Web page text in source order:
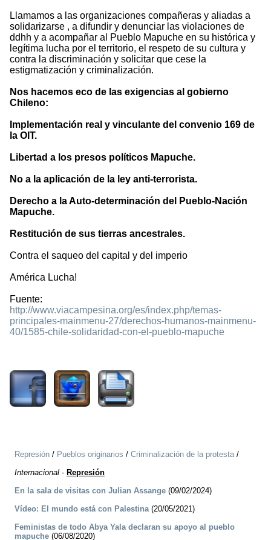
Llamamos a las organizaciones compañeras y aliadas a
solidarizarse , a difundir y denunciar las violaciones de
ddhh y a acompañar al Pueblo Mapuche en su histórica y
legítima lucha por el territorio, el respeto de su cultura y
contra la discriminación y solicitar que cese la
estigmatización y criminalización.
Nos hacemos eco de las exigencias al gobierno
Chileno:
Implementación real y vinculante del convenio 169 de
la OIT.
Libertad a los presos políticos Mapuche.
No a la aplicación de la ley anti-terrorista.
Derecho a la Auto-determinación del Pueblo-Nación
Mapuche.
Restitución de sus tierras ancestrales.
Contra el saqueo del capital y del imperio
América Lucha!
Fuente:
http://www.viacampesina.org/es/index.php/temas-
principales-mainmenu-27/derechos-humanos-mainmenu-
40/1585-chile-solidaridad-con-el-pueblo-mapuche
Represión / Pueblos originarios / Criminalización de la protesta/
Internacional - Represión
En la sala de visitas con Julian Assange (09/02/2024)
Vídeo: El mundo está con Palestina(20/05/2021)
Feministas de todo Abya Yala declaran su apoyo al pueblo
mapuche (06/08/2020)